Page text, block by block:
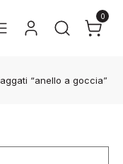
0
“anello a goccia”